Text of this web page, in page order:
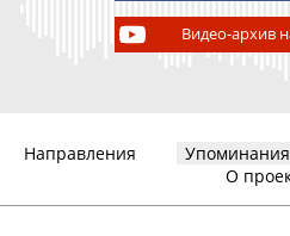
Видео-архив
Направления Упоминания
О